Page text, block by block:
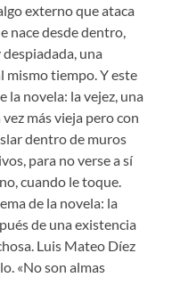
externo que ataca
nace desde dentro,
una
mismo tiempo. Y este
la novela: la vejez, una
más vieja pero con
dentro de muros
para no verse a sí
cuando le toque.
de la novela: la
de una existencia
Luis Mateo Díez
«No son almas